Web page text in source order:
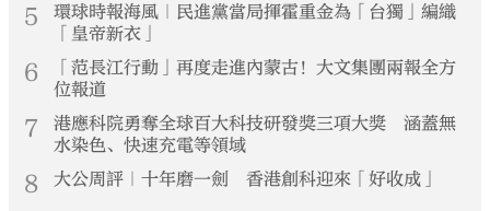
5
環球時報海風｜民進黨當局揮霍重金為「台獨」編織
「皇帝新衣」
6
「范長江行動」再度走進內蒙古！大文集團兩報全方
位報道
7
港應科院勇奪全球百大科技研發獎三項大獎 涵蓋無
水染色、快速充電等領域
8 大公周評｜十年磨一劍 香港創科迎來「好收成」